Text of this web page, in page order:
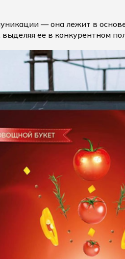
— она лежит в
ее в конкурентном